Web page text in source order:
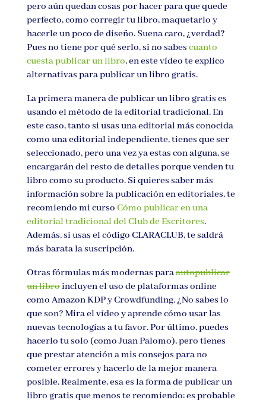
pero aún quedan cosas por hacer para que quede
perfecto, como corregir tu libro, maquetarlo y
hacerle un poco de diseño. Suena caro, ¿verdad?
Pues no tiene por qué serlo, si no sabes cuanto
cuesta publicar un libro, en este vídeo te explico
alternativas para publicar un libro gratis.
La primera manera de publicar un libro gratis es
usando el método de la editorial tradicional. En
este caso, tanto si usas una editorial más conocida
como una editorial independiente, tienes que ser
seleccionado, pero una vez ya estas con alguna, se
encargarán del resto de detalles porque venden tu
libro como su producto. Si quieres saber más
información sobre la publicación en editoriales, te
recomiendo mi curso Cómo publicar en una
editorial tradicional del Club de Escritores.
Además, si usas el código CLARACLUB, te saldrá
más barata la suscripción.
Otras fórmulas más modernas paraautopublicar
un libroincluyen el uso de plataformas online
como Amazon KDP y Crowdfunding. ¿No sabes lo
que son? Mira el vídeo y aprende cómo usar las
nuevas tecnologías a tu favor. Por último, puedes
hacerlo tu solo (como Juan Palomo), pero tienes
que prestar atención a mis consejos para no
cometer errores y hacerlo de la mejor manera
posible. Realmente, esa es la forma de publicar un
libro gratis que menos te recomiendo: es probable